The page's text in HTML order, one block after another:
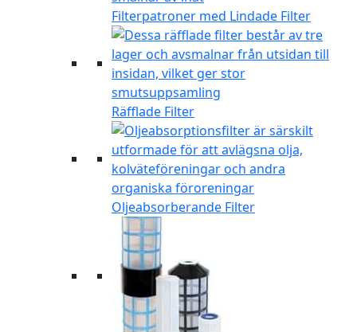
Filterpatroner med Lindade Filter
Räfflade Filter
Oljeabsorberande Filter